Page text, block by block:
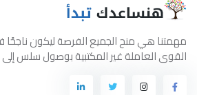
مهمتنا هي منح الجميع الفرصة ليكون
القوى العاملة غير المكتبية بوصول سلس